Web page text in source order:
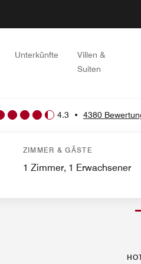
Unterkünfte
Villen &
Suiten
4.3 • 4380
ZIMMER & GÄSTE
1 Zimmer, 1 Erwachsener
AusstattungRestaurantsWellness und